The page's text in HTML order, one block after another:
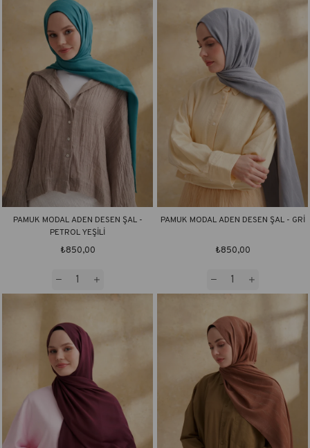
PAMUK MODAL ADEN DESEN ŞAL -
PETROL YEŞİLİ
₺850,00
PAMUK MODAL ADEN DESEN ŞAL - GRİ
₺850,00